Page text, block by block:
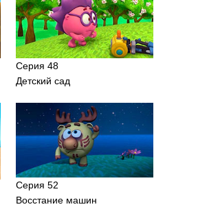
Серия 48
Детский сад
Серия 52
Восстание машин